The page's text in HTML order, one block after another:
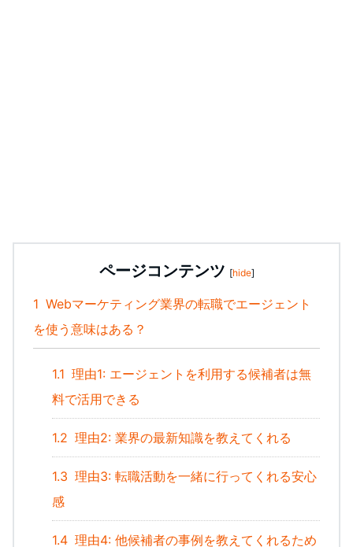
ページコンテンツ [hide]
1 Webマーケティング業界の転職でエージェント
を使う意味はある？
1.1 理由1: エージェントを利用する候補者は無
料で活用できる
1.2 理由2: 業界の最新知識を教えてくれる
1.3 理由3: 転職活動を一緒に行ってくれる安心
感
1.4 理由4: 他候補者の事例を教えてくれるため